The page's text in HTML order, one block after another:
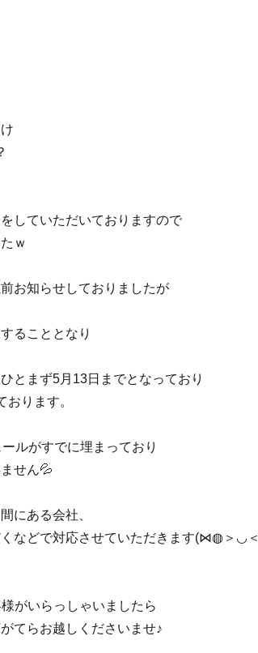
していただいておりますので
ｗ
お知らせしておりましたが
ることとなり
とまず5月13日までとなっており
ります。
ルがすでに埋まっており
せん💦
にある会社、
などで対応させていただきます(⋈◍＞◡＜
がいらっしゃいましたら
てらお越しくださいませ♪